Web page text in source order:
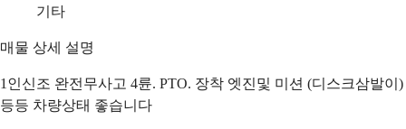
기타
매물 상세 설명
1인신조 완전무사고 4륜. PTO. 장착 엣진및 미션 (디스크삼발이)
등등 차량상태 좋습니다